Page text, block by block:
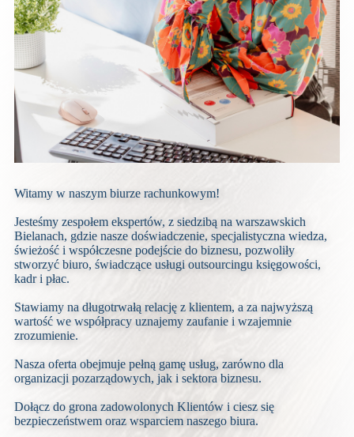
Witamy w naszym biurze rachunkowym!
Jesteśmy zespołem ekspertów, z siedzibą na warszawskich
Bielanach, gdzie nasze doświadczenie, specjalistyczna wiedza,
świeżość i współczesne podejście do biznesu, pozwoliły
stworzyć biuro, świadczące usługi outsourcingu księgowości,
kadr i płac.
Stawiamy na długotrwałą relację z klientem, a za najwyższą
wartość we współpracy uznajemy zaufanie i wzajemnie
zrozumienie.
Nasza oferta obejmuje pełną gamę usług, zarówno dla
organizacji pozarządowych, jak i sektora biznesu.
Dołącz do grona zadowolonych Klientów i ciesz się
bezpieczeństwem oraz wsparciem naszego biura.